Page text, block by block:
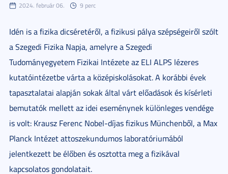
2024. február 06. 9 perc
Idén is a fizika dicséretéről, a fizikusi pálya szépségeiről szólt
a Szegedi Fizika Napja, amelyre a Szegedi
Tudományegyetem Fizikai Intézete az ELI ALPS lézeres
kutatóintézetbe várta a középiskolásokat. A korábbi évek
tapasztalatai alapján sokak által várt előadások és kísérleti
bemutatók mellett az idei eseménynek különleges vendége
is volt: Krausz Ferenc Nobel-díjas fizikus Münchenből, a Max
Planck Intézet attoszekundumos laboratóriumából
jelentkezett be élőben és osztotta meg a fizikával
kapcsolatos gondolatait.